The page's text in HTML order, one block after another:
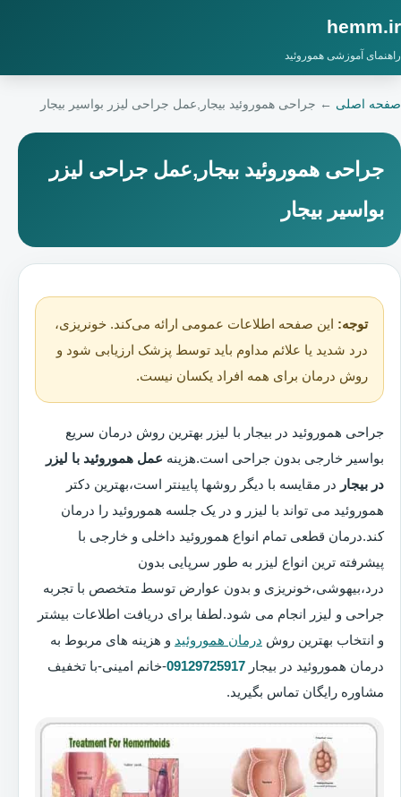
hemm.ir
راهنمای آموزشی هموروئید
صفحه اصلی ← جراحی هموروئید بیجار,عمل جراحی لیزر بواسیر بیجار
جراحی هموروئید بیجار,عمل جراحی لیزر
بواسیر بیجار
توجه: این صفحه اطلاعات عمومی ارائه می‌کند. خونریزی،
درد شدید یا علائم مداوم باید توسط پزشک ارزیابی شود و
روش درمان برای همه افراد یکسان نیست.
جراحی هموروئید در بیجار با لیزر بهترین روش درمان سریع
بواسیر خارجی بدون جراحی است.هزینه عمل هموروئید با لیزر
در بیجار در مقایسه با دیگر روشها پایینتر است،بهترین دکتر
هموروئید می تواند با لیزر و در یک جلسه هموروئید را درمان
کند.درمان قطعی تمام انواع هموروئید داخلی و خارجی با
پیشرفته ترین انواع لیزر به طور سرپایی بدون
درد،بیهوشی،خونریزی و بدون عوارض توسط متخصص با تجربه
جراحی و لیزر انجام می شود.لطفا برای دریافت اطلاعات بیشتر
و انتخاب بهترین روش درمان هموروئید و هزینه های مربوط به
درمان هموروئید در بیجار 09129725917-خانم امینی-با تخفیف
مشاوره رایگان تماس بگیرید.